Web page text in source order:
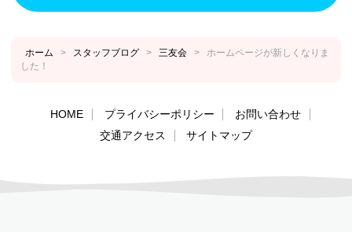
ホーム > スタッフブログ > 三友会 >
ホームページが新しくなりま
した！
HOME プライバシーポリシー
お問い合わせ
交通アクセス
サイトマップ